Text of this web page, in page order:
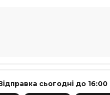
сьогодні до 16:00